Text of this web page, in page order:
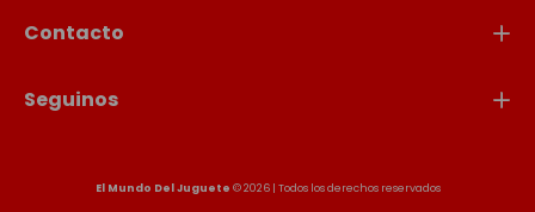
Contacto
Seguinos
El Mundo Del Juguete © 2026 | Todos los derechos reservados